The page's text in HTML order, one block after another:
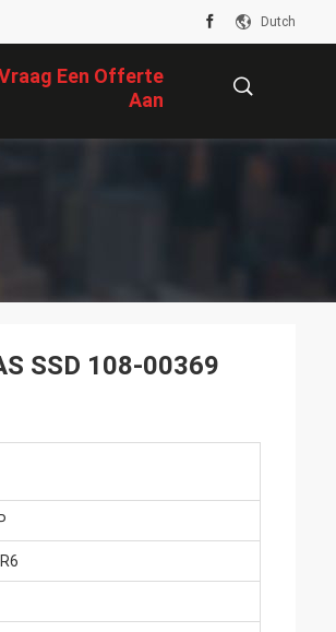
Dutch
Een Offerte
Aan
SSD 108-00369